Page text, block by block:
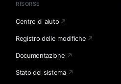
RISORSE
Centro di aiuto
Registro delle modifiche
Documentazione
Stato del sistema